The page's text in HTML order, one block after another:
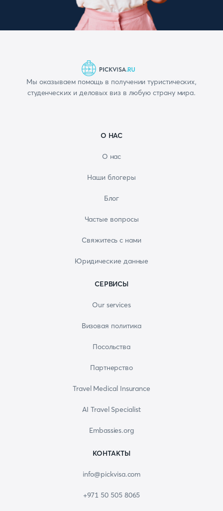
Мы оказываем помощь в получении туристических,
студенческих и деловых виз в любую страну мира.
О НАС
О нас
Наши блогеры
Блог
Частые вопросы
Свяжитесь с нами
Юридические данные
СЕРВИСЫ
Our services
Визовая политика
Посольства
Партнерство
Travel Medical Insurance
AI Travel Specialist
Embassies.org
КОНТАКТЫ
info@pickvisa.com
+971 50 505 8065